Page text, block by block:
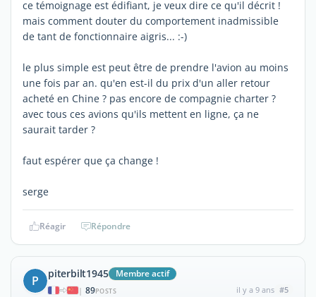
ce témoignage est édifiant, je veux dire ce qu'il décrit !
mais comment douter du comportement inadmissible
de tant de fonctionnaire aigris... :-)
le plus simple est peut être de prendre l'avion au moins
une fois par an. qu'en est-il du prix d'un aller retour
acheté en Chine ? pas encore de compagnie charter ?
avec tous ces avions qu'ils mettent en ligne, ça ne
saurait tarder ?
faut espérer que ça change !
serge
Réagir Répondre
P piterbilt1945 Membre actif
| 89POSTS il y a 9 ans #5